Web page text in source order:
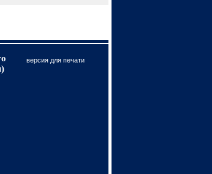
версия для печати